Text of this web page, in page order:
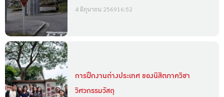
4 มิถุนายน 256916:52
การฝึกงานต่างประเทศ ของนิสิตภาควิชา
วิศวกรรมวัสดุ